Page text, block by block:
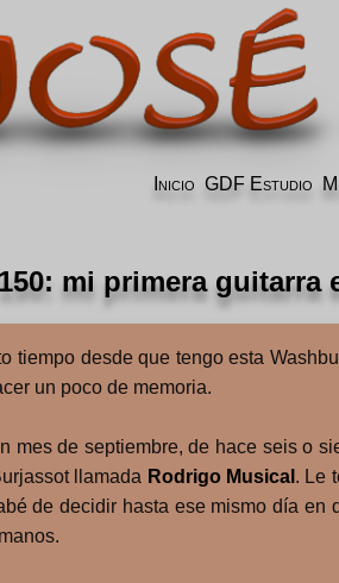
Inicio GDF Estudio
mi primera guitarra
tiempo desde que tengo esta
un poco de memoria.
mes de septiembre, de hace seis o
llamada Rodrigo Musical . Le
de decidir hasta ese mismo día en